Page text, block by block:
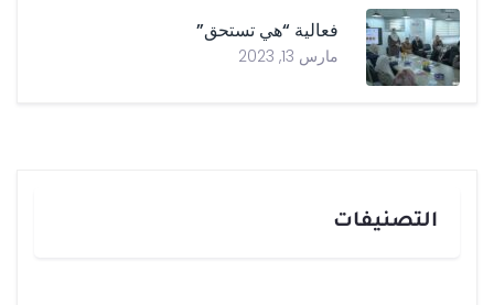
فعالية “هي تستحق”
مارس 13, 2023
التصنيفات